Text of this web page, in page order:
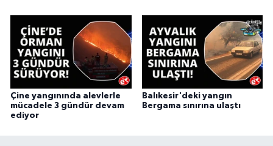
Çine yangınında alevlerle
mücadele 3 gündür devam
ediyor
Balıkesir'deki yangın
Bergama sınırına ulaştı